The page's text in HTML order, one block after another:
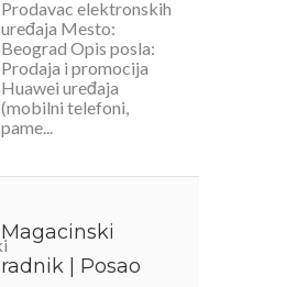
Prodavac elektronskih
uređaja Mesto:
Beograd Opis posla:
Prodaja i promocija
Huawei uređaja
(mobilni telefoni,
pame...
Magacinski
radnik | Posao